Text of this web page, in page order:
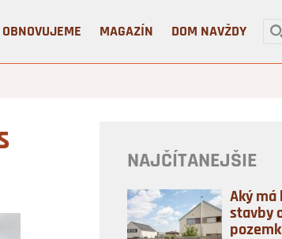
OBNOVUJEME MAGAZÍN DOM NAVŽDY
NAJČÍTANEJŠIE
Aký
stavby